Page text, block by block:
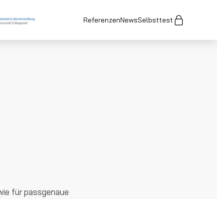
ReferenzenNewsSelbsttest
für passgenaue